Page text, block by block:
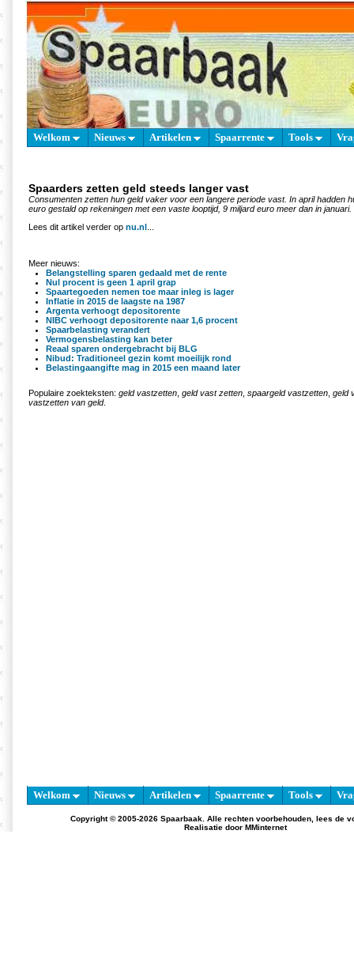
Welkom Nieuws Artikelen Spaarrente Tools
Spaarders zetten geld steeds langer vast
Consumenten zetten hun geld vaker voor een langere periode vast. In april hadden
euro gestald op rekeningen met een vaste looptijd, 9 miljard euro meer dan in januari.
Lees dit artikel verder op nu.nl
Meer nieuws:
Belangstelling sparen gedaald met de rente
Nul procent is geen 1 april grap
Spaartegoeden nemen toe maar inleg is lager
Inflatie in 2015 de laagste na 1987
Argenta verhoogt depositorente
NIBC verhoogt depositorente naar 1,6 procent
Spaarbelasting verandert
Vermogensbelasting kan beter
Reaal sparen ondergebracht bij BLG
Nibud: Traditioneel gezin komt moeilijk rond
Belastingaangifte mag in 2015 een maand later
Populaire zoekteksten: geld vastzetten geld vast zetten spaargeld vastzetten geld
vastzetten van geld.
Welkom Nieuws Artikelen Spaarrente Tools
Copyright © 2005-2026 Spaarbaak. Alle rechten voorbehouden, lees de
Realisatie door MMinternet